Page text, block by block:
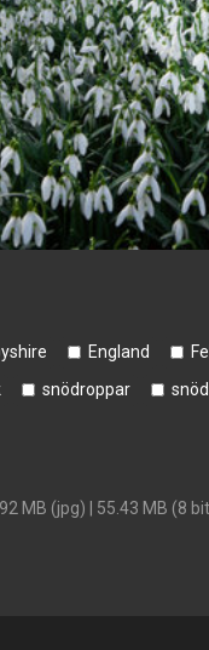
England
snödroppar
MB (jpg) | 55.43 MB (8